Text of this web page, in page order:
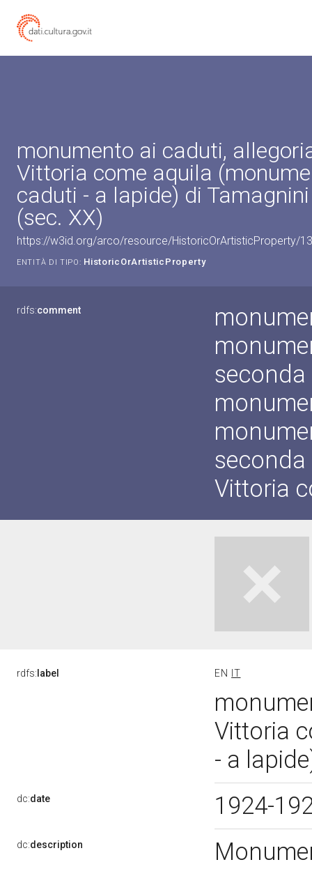
monumento ai caduti,
Vittoria come aquila
caduti - a lapide) di
(sec. XX)
https://w3id.org/arco/resource/HistoricOrArtisticProperty/
ENTITÀ DI TIPO: HistoricOrArtisticProperty
rdfs:comment
seconda
Vittoria
rdfs: label EN IT
Vittoria
- a
dc:date 1924-
dc:description